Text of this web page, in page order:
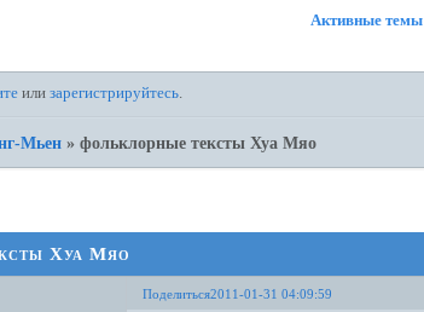
Активные темы
илизарегистрируйтесь.
Мьен »фольклорные тексты Хуа Мяо
Хуа Мяо
Поделиться2011-01-31 04:09:59